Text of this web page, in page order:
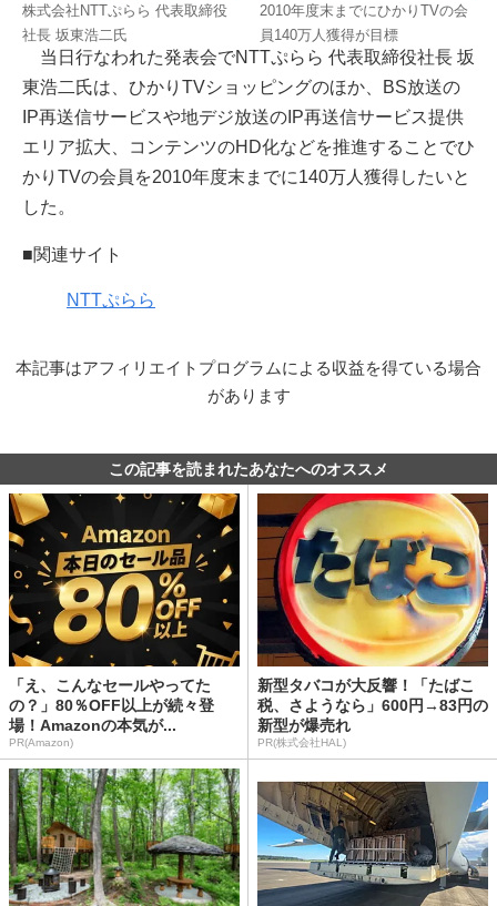
株式会社NTTぷらら 代表取締役
社長 坂東浩二氏
2010年度末までにひかりTVの会
員140万人獲得が目標
当日行なわれた発表会でNTTぷらら 代表取締役社長 坂
東浩二氏は、ひかりTVショッピングのほか、BS放送の
IP再送信サービスや地デジ放送のIP再送信サービス提供
エリア拡大、コンテンツのHD化などを推進することでひ
かりTVの会員を2010年度末までに140万人獲得したいと
した。
■関連サイト
NTTぷらら
本記事はアフィリエイトプログラムによる収益を得ている場合
があります
この記事を読まれたあなたへのオススメ
「え、こんなセールやってた
の？」80％OFF以上が続々登
場！Amazonの本気が...
PR(Amazon)
新型タバコが大反響！「たばこ
税、さようなら」600円→83円の
新型が爆売れ
PR(株式会社HAL)